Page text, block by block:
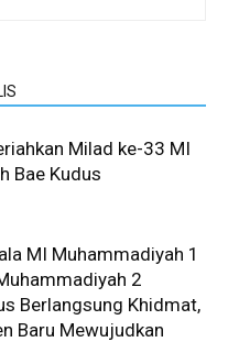
Milad ke-33 MI
Bae Kudus
MI Muhammadiyah 1
2
Berlangsung Khidmat,
Baru Mewujudkan